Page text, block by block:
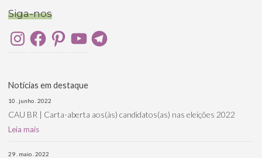
Siga-nos
InstagramFacebookPinterestYouTubeTelegram
Notícias em destaque
10 . junho . 2022
CAU BR | Carta-aberta aos(às) candidatos(as) nas eleições 2022
Leia mais
29 . maio . 2022